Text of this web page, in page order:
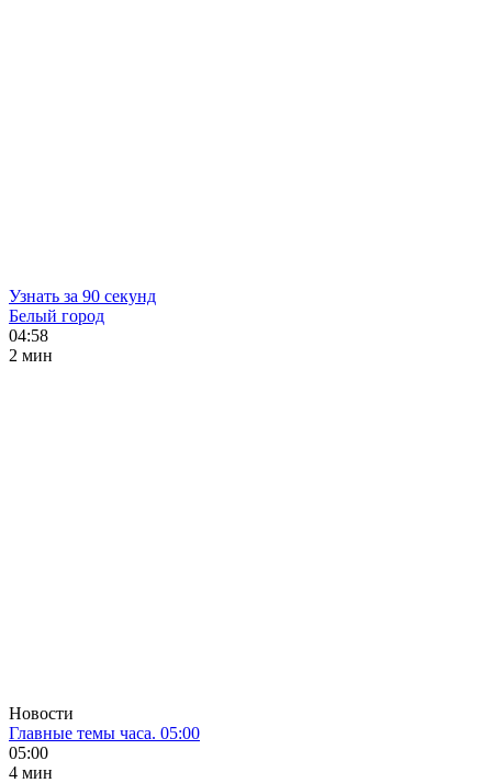
Узнать за 90 секунд
Белый город
04:58
2 мин
Новости
Главные темы часа. 05:00
05:00
4 мин